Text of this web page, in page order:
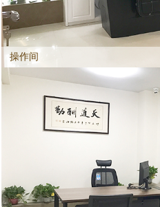
操作间